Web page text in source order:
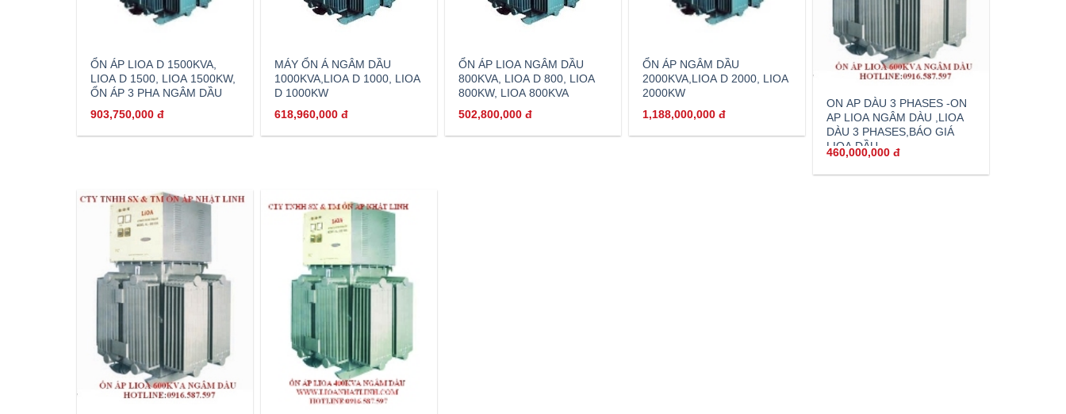
ỔN ÁP LIOA D 1500KVA,
LIOA D 1500, LIOA 1500KW,
ỔN ÁP 3 PHA NGÂM DẦU
903,750,000đ
MÁY ỔN Á NGÂM DẦU
1000KVA,LIOA D 1000, LIOA
D 1000KW
618,960,000đ
ỔN ÁP LIOA NGÂM DẦU
800KVA, LIOA D 800, LIOA
800KW, LIOA 800KVA
502,800,000đ
ỔN ÁP NGÂM DẦU
2000KVA,LIOA D 2000, LIOA
2000KW
1,188,000,000đ
ON AP DÀU 3 PHASES -ON
AP LIOA NGÂM DÀU ,LIOA
DÀU 3 PHASES,BÁO GIÁ
LIOA DẦU
460,000,000đ